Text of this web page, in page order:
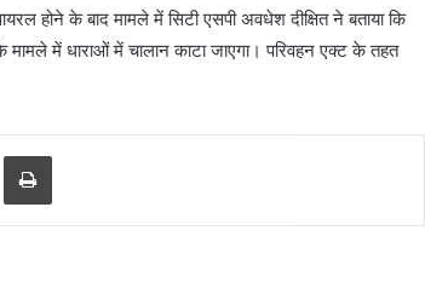
होने के बाद मामले में सिटी एसपी अवधेश दीक्षित ने बताया कि
में धाराओं में चालान काटा जाएगा। परिवहन एक्ट के तहत
via Email Print